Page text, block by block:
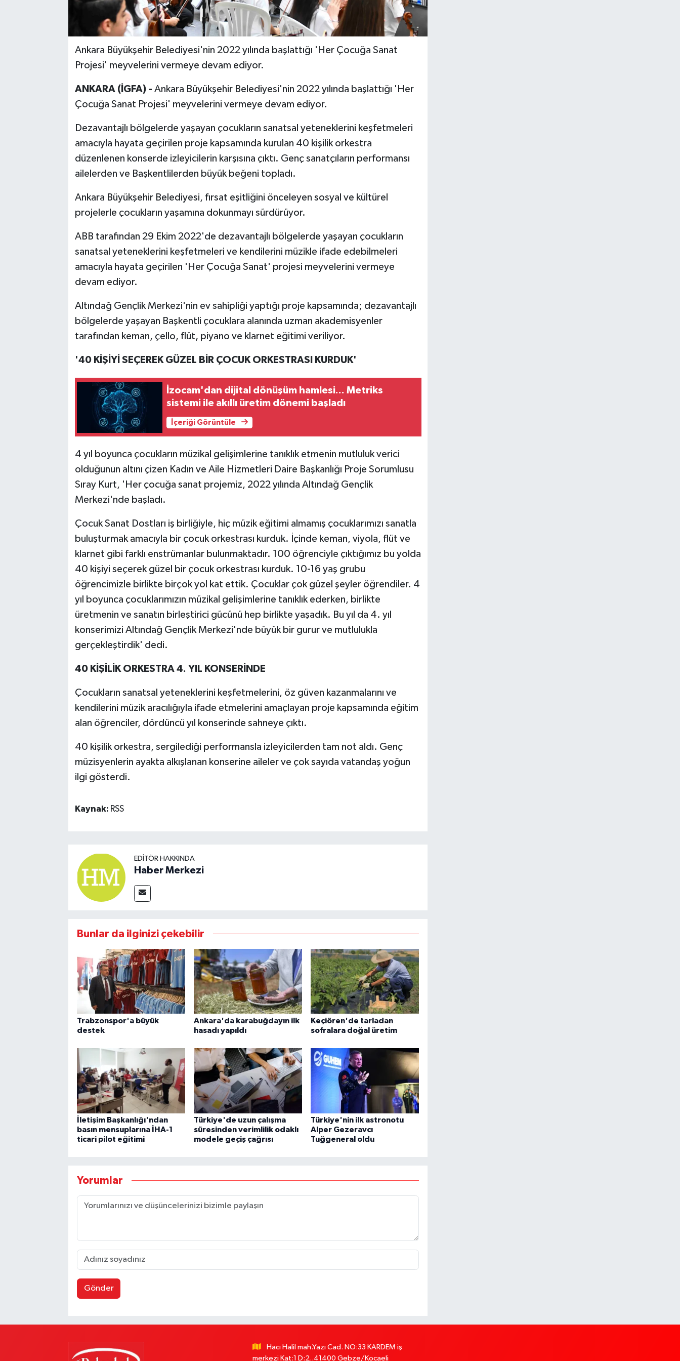
Ankara Büyükşehir Belediyesi'nin 2022 yılında başlattığı 'Her Çocuğa Sanat
Projesi' meyvelerini vermeye devam ediyor.
ANKARA (İGFA) - Ankara Büyükşehir Belediyesi'nin 2022 yılında başlattığı 'Her
Çocuğa Sanat Projesi' meyvelerini vermeye devam ediyor.
Dezavantajlı bölgelerde yaşayan çocukların sanatsal yeteneklerini keşfetmeleri
amacıyla hayata geçirilen proje kapsamında kurulan 40 kişilik orkestra
düzenlenen konserde izleyicilerin karşısına çıktı. Genç sanatçıların performansı
ailelerden ve Başkentlilerden büyük beğeni topladı.
Ankara Büyükşehir Belediyesi, fırsat eşitliğini önceleyen sosyal ve kültürel
projelerle çocukların yaşamına dokunmayı sürdürüyor.
ABB tarafından 29 Ekim 2022'de dezavantajlı bölgelerde yaşayan çocukların
sanatsal yeteneklerini keşfetmeleri ve kendilerini müzikle ifade edebilmeleri
amacıyla hayata geçirilen 'Her Çocuğa Sanat' projesi meyvelerini vermeye
devam ediyor.
Altındağ Gençlik Merkezi'nin ev sahipliği yaptığı proje kapsamında; dezavantajlı
bölgelerde yaşayan Başkentli çocuklara alanında uzman akademisyenler
tarafından keman, çello, flüt, piyano ve klarnet eğitimi veriliyor.
'40 KİŞİYİ SEÇEREK GÜZEL BİR ÇOCUK ORKESTRASI KURDUK'
İzocam'dan dijital dönüşüm hamlesi... Metriks
sistemi ile akıllı üretim dönemi başladı
İçeriği Görüntüle
4 yıl boyunca çocukların müzikal gelişimlerine tanıklık etmenin mutluluk verici
olduğunun altını çizen Kadın ve Aile Hizmetleri Daire Başkanlığı Proje Sorumlusu
Sıray Kurt, 'Her çocuğa sanat projemiz, 2022 yılında Altındağ Gençlik
Merkezi'nde başladı.
Çocuk Sanat Dostları iş birliğiyle, hiç müzik eğitimi almamış çocuklarımızı sanatla
buluşturmak amacıyla bir çocuk orkestrası kurduk. İçinde keman, viyola, flüt ve
klarnet gibi farklı enstrümanlar bulunmaktadır. 100 öğrenciyle çıktığımız bu yolda
40 kişiyi seçerek güzel bir çocuk orkestrası kurduk. 10-16 yaş grubu
öğrencimizle birlikte birçok yol kat ettik. Çocuklar çok güzel şeyler öğrendiler. 4
yıl boyunca çocuklarımızın müzikal gelişimlerine tanıklık ederken, birlikte
üretmenin ve sanatın birleştirici gücünü hep birlikte yaşadık. Bu yıl da 4. yıl
konserimizi Altındağ Gençlik Merkezi'nde büyük bir gurur ve mutlulukla
gerçekleştirdik' dedi.
40 KİŞİLİK ORKESTRA 4. YIL KONSERİNDE
Çocukların sanatsal yeteneklerini keşfetmelerini, öz güven kazanmalarını ve
kendilerini müzik aracılığıyla ifade etmelerini amaçlayan proje kapsamında eğitim
alan öğrenciler, dördüncü yıl konserinde sahneye çıktı.
40 kişilik orkestra, sergilediği performansla izleyicilerden tam not aldı. Genç
müzisyenlerin ayakta alkışlanan konserine aileler ve çok sayıda vatandaş yoğun
ilgi gösterdi.
Kaynak: RSS
EDITÖR HAKKINDA
Haber Merkezi
Bunlar da ilginizi çekebilir
Trabzonspor'a büyük
destek
Ankara'da karabuğdayın ilk
hasadı yapıldı
Keçiören'de tarladan
sofralara doğal üretim
İletişim Başkanlığı'ndan
basın mensuplarına İHA-1
ticari pilot eğitimi
Türkiye'de uzun çalışma
süresinden verimlilik odaklı
modele geçiş çağrısı
Türkiye'nin ilk astronotu
Alper Gezeravcı
Tuğgeneral oldu
Yorumlar
Gönder
Hacı Halil mah.Yazı Cad. NO:33 KARDEM iş
merkezi Kat:1 D:2..41400 Gebze/Kocaeli